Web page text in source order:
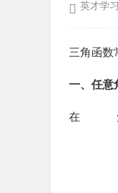
英才学习
三角函数
一、任意
在